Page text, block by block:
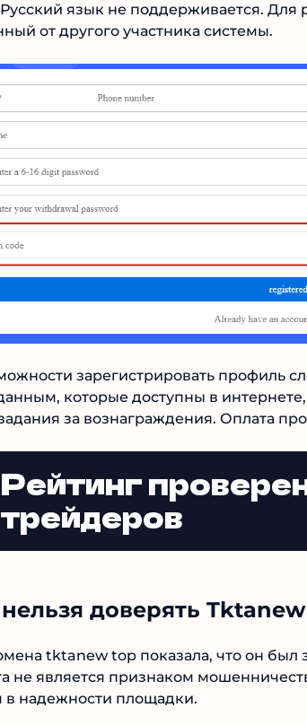
Русский язык не поддерживается.
от другого участника системы.
зарегистрировать профиль
которые доступны в
за вознаграждения. Оплата
Рейтинг
трейдеров
доверять Tktanew
tktanew top показала, что он был
не является признаком
в надежности площадки.